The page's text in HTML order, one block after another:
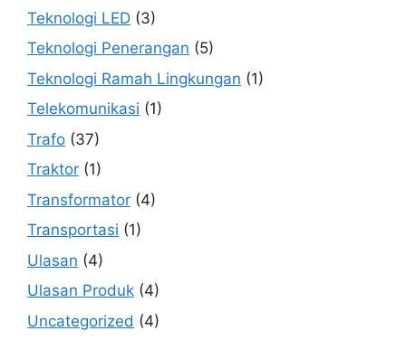
Teknologi LED (3)
Teknologi Penerangan (5)
Teknologi Ramah Lingkungan (1)
Telekomunikasi (1)
Trafo (37)
Traktor (1)
Transformator (4)
Transportasi (1)
Ulasan (4)
Ulasan Produk (4)
Uncategorized (4)